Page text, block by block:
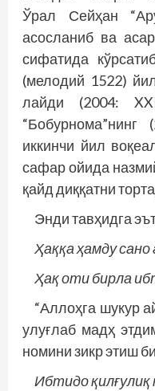
Ўрал Сейҳан
асосланиб ва
сифатида
(мелодий 1522)
лайди (2004:
“Бобурнома”нинг
иккинчи йил
сафар ойида
қайд диққатни
Энди тавҳидга
Ҳаққа ҳамду сано
Ҳақ оти бирла
“Аллоҳга шукур
улуғлаб мадҳ
номини зикр этиш
Ибтидо қилғулиқ